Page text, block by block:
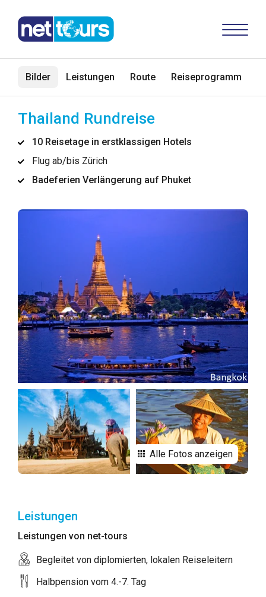
Bilder Leistungen Route Reiseprogramm
Thailand Rundreise
10 Reisetage in erstklassigen Hotels
Flug ab/bis Zürich
Badeferien Verlängerung auf Phuket
Alle Fotos anzeigen
Leistungen
Leistungen von net-tours
Begleitet von diplomierten, lokalen Reiseleitern
Halbpension vom 4.-7. Tag